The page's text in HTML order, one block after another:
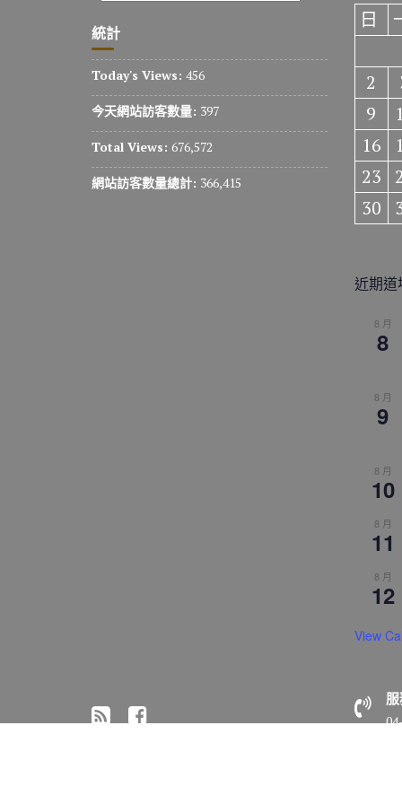
統計
Today's Views: 456
今天網站訪客數量: 397
Total Views: 676,572
網站訪客數量總計: 366,415
日
2
9
16
23
30
近期道
8 月
8
8 月
9
8 月
10
8 月
11
8 月
12
View